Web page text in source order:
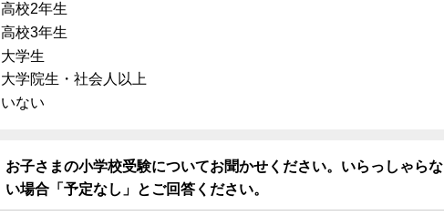
高校2年生
高校3年生
大学生
大学院生・社会人以上
いない
お子さまの小学校受験についてお聞かせください。いらっしゃらな
い場合「予定なし」とご回答ください。